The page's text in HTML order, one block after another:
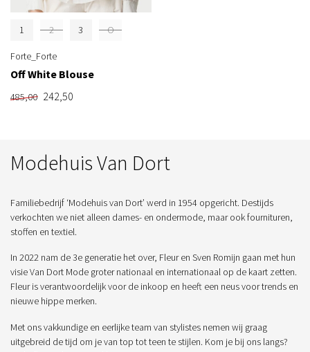
1 2 3 O
Forte_Forte
Off White Blouse
485,00 242,50
Modehuis Van Dort
Familiebedrijf ‘Modehuis van Dort’ werd in 1954 opgericht. Destijds
verkochten we niet alleen dames- en ondermode, maar ook fournituren,
stoffen en textiel.
In 2022 nam de 3e generatie het over, Fleur en Sven Romijn gaan met hun
visie Van Dort Mode groter nationaal en internationaal op de kaart zetten.
Fleur is verantwoordelijk voor de inkoop en heeft een neus voor trends en
nieuwe hippe merken.
Met ons vakkundige en eerlijke team van stylistes nemen wij graag
uitgebreid de tijd om je van top tot teen te stijlen. Kom je bij ons langs?